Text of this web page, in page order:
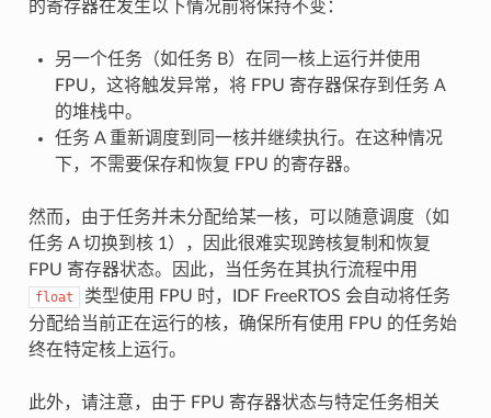
的寄存器在发生以下情况前将保持不变：
另一个任务（如任务 B）在同一核上运行并使用
FPU，这将触发异常，将 FPU 寄存器保存到任务 A
的堆栈中。
任务 A 重新调度到同一核并继续执行。在这种情况
下，不需要保存和恢复 FPU 的寄存器。
然而，由于任务并未分配给某一核，可以随意调度（如
任务 A 切换到核 1），因此很难实现跨核复制和恢复
FPU 寄存器状态。因此，当任务在其执行流程中用
float
类型使用 FPU 时，IDF FreeRTOS 会自动将任务
分配给当前正在运行的核，确保所有使用 FPU 的任务始
终在特定核上运行。
此外，请注意，由于 FPU 寄存器状态与特定任务相关